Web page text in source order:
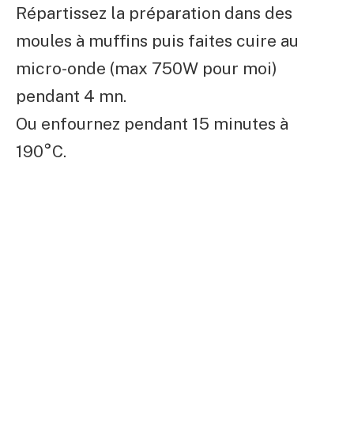
Répartissez la préparation dans des
moules à muffins puis faites cuire au
micro-onde (max 750W pour moi)
pendant 4 mn.
Ou enfournez pendant 15 minutes à
190°C.